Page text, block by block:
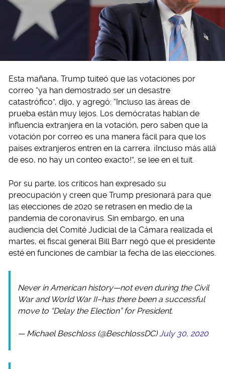
Esta mañana, Trump tuiteó que las votaciones por
correo “ya han demostrado ser un desastre
catastrófico”, dijo, y agregó: “Incluso las áreas de
prueba están muy lejos. Los demócratas hablan de
influencia extranjera en la votación, pero saben que la
votación por correo es una manera fácil para que los
países extranjeros entren en la carrera. ¡Incluso más allá
de eso, no hay un conteo exacto!”, se lee en el tuit.
Por su parte, los críticos han expresado su
preocupación y creen que Trump presionará para que
las elecciones de 2020 se retrasen en medio de la
pandemia de coronavirus. Sin embargo, en una
audiencia del Comité Judicial de la Cámara realizada el
martes, el fiscal general Bill Barr negó que el presidente
esté en funciones de cambiar la fecha de las elecciones.
Never in American history—not even during the Civil
War and World War II–has there been a successful
move to “Delay the Election” for President.
— Michael Beschloss (@BeschlossDC)July 30, 2020